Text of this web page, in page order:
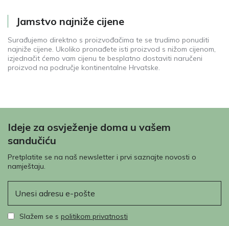
Jamstvo najniže cijene
Surađujemo direktno s proizvođačima te se trudimo ponuditi
najniže cijene. Ukoliko pronađete isti proizvod s nižom cijenom,
izjednačit ćemo vam cijenu te besplatno dostaviti naručeni
proizvod na područje kontinentalne Hrvatske.
Ideje za osvježenje doma u vašem
sandučiću
Pretplatite se na naš newsletter i prvi saznajte novosti o
namještaju.
Slažem se s politikom privatnosti